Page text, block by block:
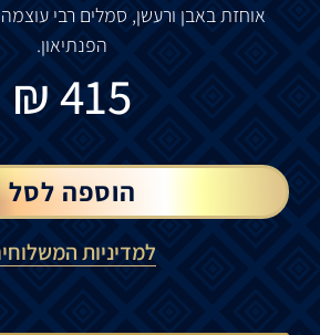
אוחזתבאבן ורעשן, סמלים רבי עוצמה
הפנתיאון.
415
₪
הוספה לסל
למדיניות